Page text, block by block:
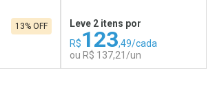
Por R$ 24,29/cada
13% OFF
Leve 2 itens por
R$123,49/cada
ou R$ 137,21/un